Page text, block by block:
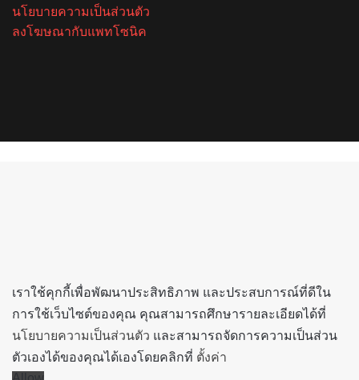
นโยบายความเป็นส่วนตัว
ลงโฆษณากับแพทโซนิค
เราใช้คุกกี้เพื่อพัฒนาประสิทธิภาพ และประสบการณ์ที่ดีใน
การใช้เว็บไซต์ของคุณ คุณสามารถศึกษารายละเอียดได้ที่
นโยบายความเป็นส่วนตัว และสามารถจัดการความเป็นส่วน
ตัวเองได้ของคุณได้เองโดยคลิกที่ ตั้งค่า